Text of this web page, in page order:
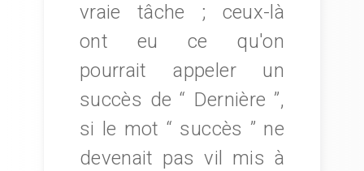
vraie tâche ; ceux-là
ont eu ce qu'on
pourrait appeler un
succès de “ Dernière ”,
si le mot “ succès ” ne
devenait pas vil mis à